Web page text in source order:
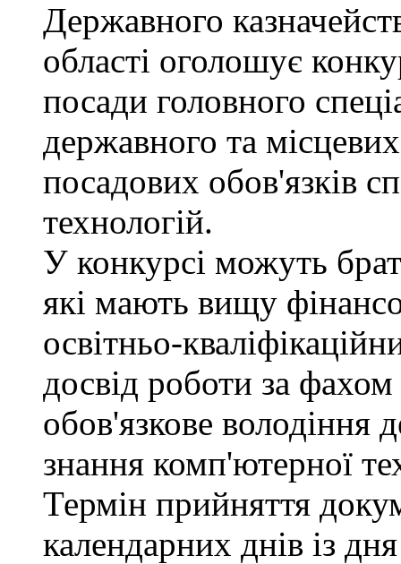
Державного
області оголошує
посади головного
державного та
посадових обов'язків
технологій.
У конкурсі можуть
які мають вищу
освітньо-
досвід роботи за
обов'язкове
знання комп'ютерної
Термін прийняття
календарних днів із